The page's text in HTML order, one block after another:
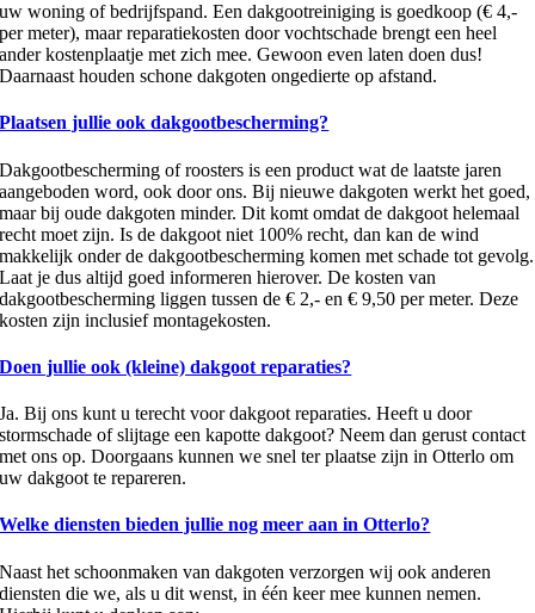
uw woning of bedrijfspand. Een dakgootreiniging is goedkoop (€ 4,-
per meter), maar reparatiekosten door vochtschade brengt een heel
ander kostenplaatje met zich mee. Gewoon even laten doen dus!
Daarnaast houden schone dakgoten ongedierte op afstand.
Plaatsen jullie ook dakgootbescherming?
Dakgootbescherming of roosters is een product wat de laatste jaren
aangeboden word, ook door ons. Bij nieuwe dakgoten werkt het goed,
maar bij oude dakgoten minder. Dit komt omdat de dakgoot helemaal
recht moet zijn. Is de dakgoot niet 100% recht, dan kan de wind
makkelijk onder de dakgootbescherming komen met schade tot gevolg.
Laat je dus altijd goed informeren hierover. De kosten van
dakgootbescherming liggen tussen de € 2,- en € 9,50 per meter. Deze
kosten zijn inclusief montagekosten.
Doen jullie ook (kleine) dakgoot reparaties?
Ja. Bij ons kunt u terecht voor dakgoot reparaties. Heeft u door
stormschade of slijtage een kapotte dakgoot? Neem dan gerust contact
met ons op. Doorgaans kunnen we snel ter plaatse zijn in Otterlo om
uw dakgoot te repareren.
Welke diensten bieden jullie nog meer aan in Otterlo?
Naast het schoonmaken van dakgoten verzorgen wij ook anderen
diensten die we, als u dit wenst, in één keer mee kunnen nemen.